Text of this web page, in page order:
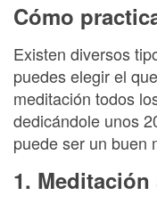
Cómo
Existen diversos
puedes elegir el
meditación todos
dedicándole unos
puede ser un buen
1.